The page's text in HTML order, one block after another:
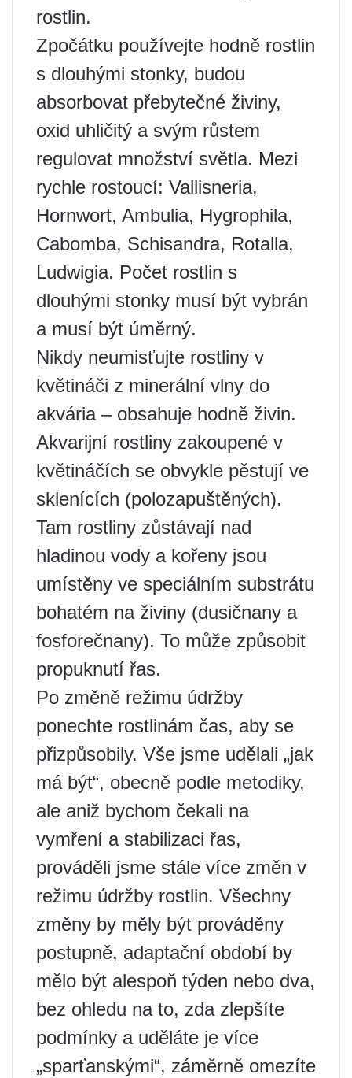
rostlin.
Zpočátku používejte hodně rostlin
s dlouhými stonky, budou
absorbovat přebytečné živiny,
oxid uhličitý a svým růstem
regulovat množství světla. Mezi
rychle rostoucí: Vallisneria,
Hornwort, Ambulia, Hygrophila,
Cabomba, Schisandra, Rotalla,
Ludwigia. Počet rostlin s
dlouhými stonky musí být vybrán
a musí být úměrný.
Nikdy neumisťujte rostliny v
květináči z minerální vlny do
akvária – obsahuje hodně živin.
Akvarijní rostliny zakoupené v
květináčích se obvykle pěstují ve
sklenících (polozapuštěných).
Tam rostliny zůstávají nad
hladinou vody a kořeny jsou
umístěny ve speciálním substrátu
bohatém na živiny (dusičnany a
fosforečnany). To může způsobit
propuknutí řas.
Po změně režimu údržby
ponechte rostlinám čas, aby se
přizpůsobily. Vše jsme udělali „jak
má být“, obecně podle metodiky,
ale aniž bychom čekali na
vymření a stabilizaci řas,
prováděli jsme stále více změn v
režimu údržby rostlin. Všechny
změny by měly být prováděny
postupně, adaptační období by
mělo být alespoň týden nebo dva,
bez ohledu na to, zda zlepšíte
podmínky a uděláte je více
„sparťanskými“, záměrně omezíte